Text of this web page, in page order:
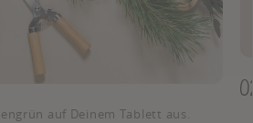
auf Deinem Tablett aus.